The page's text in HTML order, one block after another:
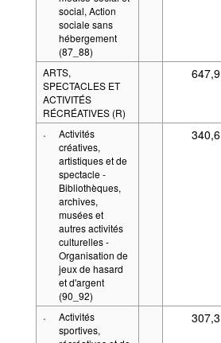
social, Action
sociale sans
hébergement
(87_88)
ARTS,
SPECTACLES ET
ACTIVITÉS
RÉCRÉATIVES (R)
647,9
·
Activités
créatives,
artistiques et de
spectacle -
Bibliothèques,
archives,
musées et
autres activités
culturelles -
Organisation de
jeux de hasard
et d'argent
(90_92)
340,6
·
Activités
sportives,
307,3